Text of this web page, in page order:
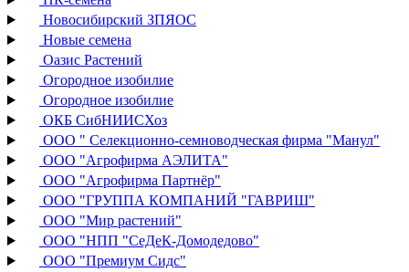
Новосибирский ЗПЯОС
Новые семена
Оазис Растений
Огородное изобилие
Огородное изобилие
ОКБ СибНИИСХоз
ООО " Селекционно-семноводческая фирма "Манул"
ООО "Агрофирма АЭЛИТА"
ООО "Агрофирма Партнёр"
ООО "ГРУППА КОМПАНИЙ "ГАВРИШ"
ООО "Мир растений"
ООО "НПП "СеДеК-Домодедово"
ООО "Премиум Сидс"